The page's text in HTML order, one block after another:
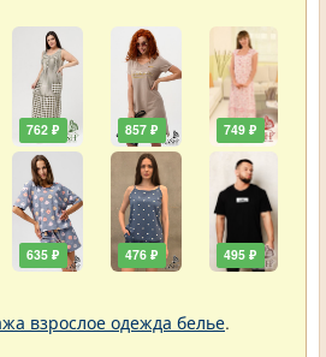
762 ₽
635 ₽
857 ₽
476 ₽
749 ₽
495 ₽
взрослое одежда белье.